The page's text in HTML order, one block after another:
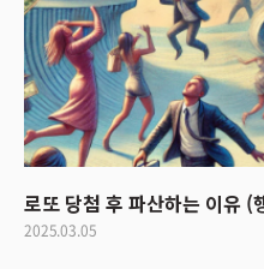
로또 당첨 후 파산하는 이유 (
2025.03.05